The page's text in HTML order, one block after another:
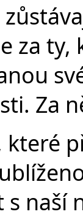
za
Za
které
naší